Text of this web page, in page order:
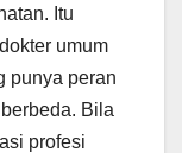
Itu
umum
punya peran
Bila
profesi